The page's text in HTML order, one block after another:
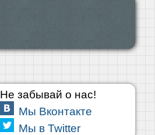
Не забывай о нас!
Мы Вконтакте
Мы в Twitter